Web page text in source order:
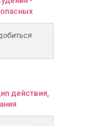
действия,